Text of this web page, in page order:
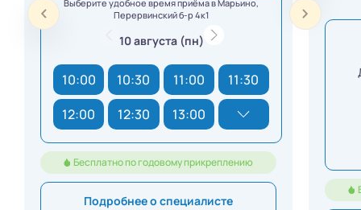
Выберите удобное время приёма в Марьино,
Перервинский б-р 4к1
10 августа (пн)
10:00 10:30 11:00
11:30
12:00
12:30 13:00
Бесплатно по годовому прикреплению
Подробнее о специалисте